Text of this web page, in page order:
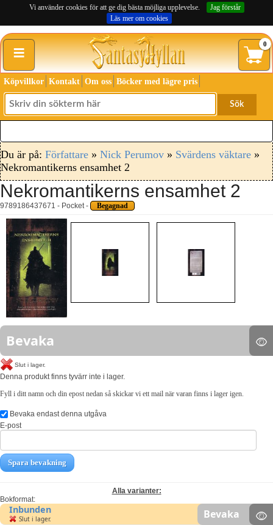
Vi använder cookies för att ge dig bästa möjliga upplevelse.
Jag förstår
Läs mer om cookies
≡ 0
Köpvillkor Kontakt Om oss Böcker med lägre pris
Sök
Du är på: Författare » Nick Perumov » Svärdens väktare »
Nekromantikerns ensamhet 2
Nekromantikerns ensamhet 2
9789186437671 - Pocket - Begagnad
Bevaka
Slut i lager.
Denna produkt finns tyvärr inte i lager.
Fyll i ditt namn och din epost nedan så skickar vi ett mail när varan finns i lager igen.
Bevaka endast denna utgåva
E-post
Spara bevakning
Alla varianter:
Bokformat:
Inbunden
Slut i lager. Bevaka